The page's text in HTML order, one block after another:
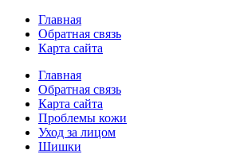
Главная
Обратная связь
Карта сайта
Главная
Обратная связь
Карта сайта
Проблемы кожи
Уход за лицом
Шишки